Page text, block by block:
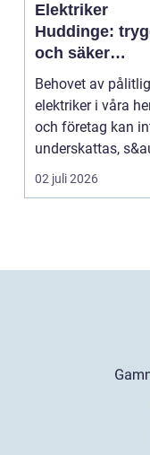
Elektriker
Huddinge:
och säker
elinstallation
Behovet av
elektriker i våra
och företag kan
underskattas,
02 juli 2026